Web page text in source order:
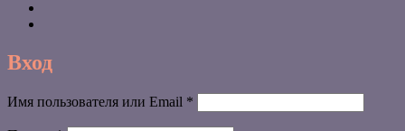
Вход
Имя пользователя или Email *